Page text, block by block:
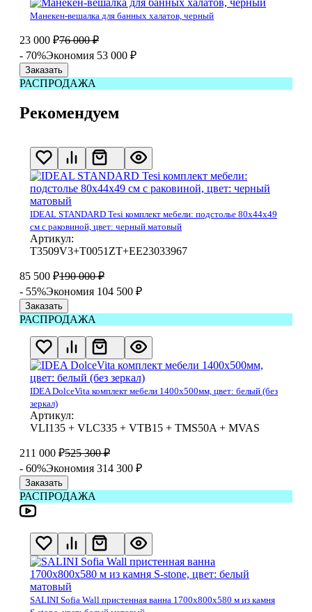
Манекен-вешалка для банных халатов, черный
23 000 ₽76 000 ₽
- 70%Экономия 53 000 ₽
Заказать
РАСПРОДАЖА
Рекомендуем
IDEAL STANDARD Tesi комплект мебели: подстолье 80x44x49
см с раковиной, цвет: черный матовый
Артикул:
T3509V3+T0051ZT+EE23033967
85 500 ₽190 000 ₽
- 55%Экономия 104 500 ₽
Заказать
РАСПРОДАЖА
IDEA DolceVita комплект мебели 1400x500мм, цвет: белый (без
зеркал)
Артикул:
VLI135 + VLC335 + VTB15 + TMS50A + MVAS
211 000 ₽525 300 ₽
- 60%Экономия 314 300 ₽
Заказать
РАСПРОДАЖА
SALINI Sofia Wall пристенная ванна 1700х800х580 м из камня